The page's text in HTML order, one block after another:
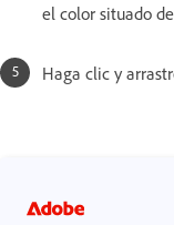
el color situado
Haga clic y